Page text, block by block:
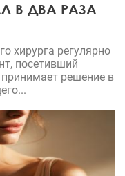
В ДВА РАЗА
хирурга регулярно
посетивший
решение в